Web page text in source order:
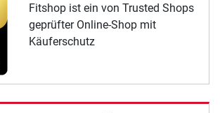
Fitshop ist ein von Trusted Shops
geprüfter Online-Shop mit
Käuferschutz